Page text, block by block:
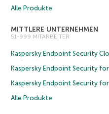
Alle Produkte
MITTLERE UNTERNEHMEN
51-999 MITARBEITER
Kaspersky Endpoint Security
Kaspersky Endpoint Security
Kaspersky Endpoint Security
Alle Produkte